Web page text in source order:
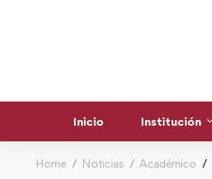
Inicio Institución
Home Noticias Académico